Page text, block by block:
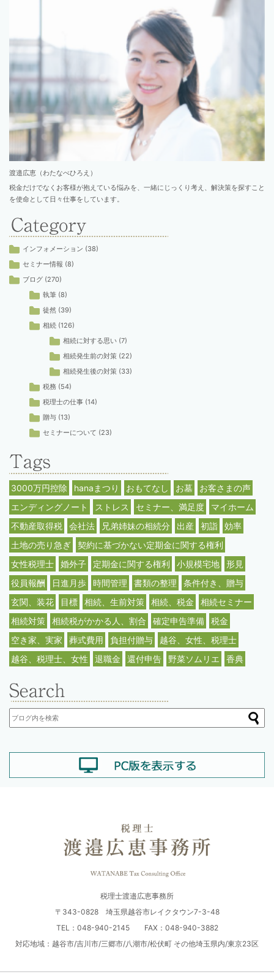
渡邉広恵（わたなべひろえ）
税金だけでなくお客様が抱えている悩みを、一緒にじっくり考え、解決策を探すこと
を使命として日々仕事をしています。
インフォメーション (38)
セミナー情報 (8)
ブログ (270)
執筆 (8)
徒然 (39)
相続 (126)
相続に対する思い (7)
相続発生前の対策 (22)
相続発生後の対策 (33)
税務 (54)
税理士の仕事 (14)
贈与 (13)
セミナーについて (23)
3000万円控除 hanaまつり おもてなし お墓
お客さまの声
エンディングノート
ストレス セミナー、満足度
マイホーム
不動産取得税
会社法 兄弟姉妹の相続分 出産 初詣
効率
土地の売り急ぎ
契約に基づかない定期金に関する権利
女性税理士
婚外子 定期金に関する権利 小規模宅地
形見
役員報酬
日進月歩 時間管理 書類の整理
条件付き、贈与
玄関、装花
目標 相続、生前対策 相続、税金
相続セミナー
相続対策
相続税がかかる人、割合 確定申告準備
税金
空き家、実家
葬式費用 負担付贈与
越谷、女性、税理士
越谷、税理士、女性
退職金 還付申告 野菜ソムリエ 香典
税理士渡邉広恵事務所
〒343-0828 埼玉県越谷市レイクタウン7-3-48
TEL：048-940-2145 FAX：048-940-3882
対応地域：越谷市/吉川市/三郷市/八潮市/松伏町 その他埼玉県内/東京23区